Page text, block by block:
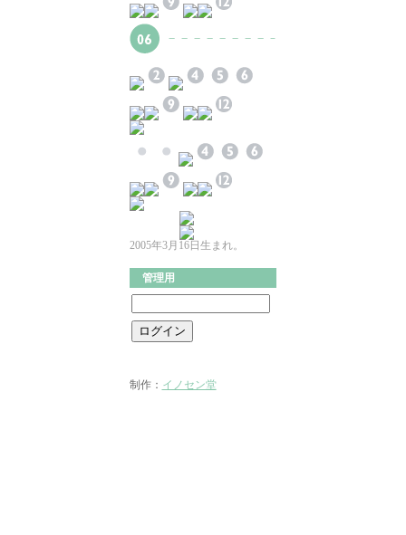
2005年3月16日生まれ。
管理用
制作： イノセン堂